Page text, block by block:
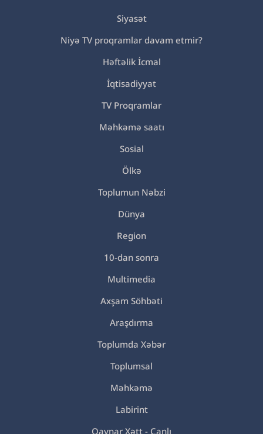
Siyasət
Niyə TV proqramlar davam etmir?
Həftəlik İcmal
İqtisadiyyat
TV Proqramlar
Məhkəmə saatı
Sosial
Ölkə
Toplumun Nəbzi
Dünya
Region
10-dan sonra
Multimedia
Axşam Söhbəti
Araşdırma
Toplumda Xəbər
Toplumsal
Məhkəmə
Labirint
Qaynar Xətt - Canlı